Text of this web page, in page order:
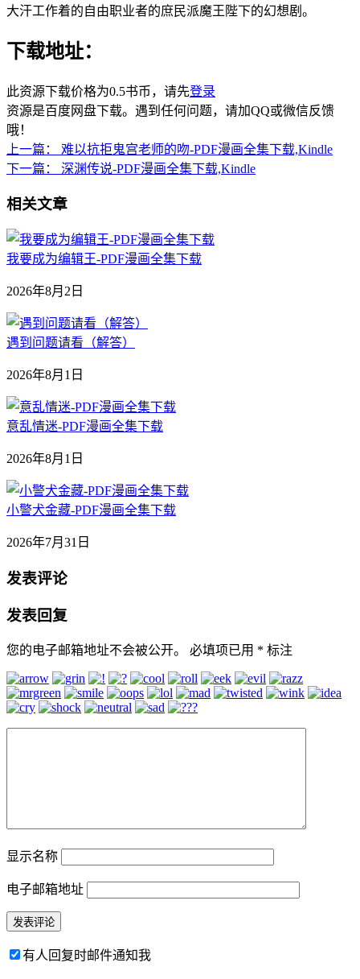
大汗工作着的自由职业者的庶民派魔王陛下的幻想剧。
下载地址：
此资源下载价格为0.5书币，请先登录
资源是百度网盘下载。遇到任何问题，请加QQ或微信反馈
哦！
上一篇：
难以抗拒鬼宫老师的吻-PDF漫画全集下载,Kindle
下一篇：
深渊传说-PDF漫画全集下载,Kindle
相关文章
我要成为编辑王-PDF漫画全集下载
2026年8月2日
遇到问题请看（解答）
2026年8月1日
意乱情迷-PDF漫画全集下载
2026年8月1日
小警犬金藏-PDF漫画全集下载
2026年7月31日
发表评论
发表回复
您的电子邮箱地址不会被公开。 必填项已用 * 标注
显示名称
电子邮箱地址
有人回复时邮件通知我